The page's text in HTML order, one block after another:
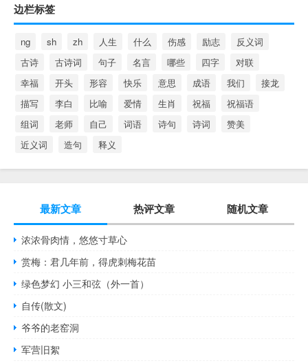
边栏标签
ng sh zh 人生 什么 伤感 励志
反义词
古诗
古诗词 句子 名言 哪些 四字
对联
幸福
开头 形容 快乐 意思 成语 我们
接龙
描写
李白 比喻 爱情 生肖 祝福
祝福语
组词
老师 自己 词语 诗句 诗词
赞美
近义词
造句 释义
最新文章 热评文章 随机文章
浓浓骨肉情，悠悠寸草心
赏梅：君几年前，得虎刺梅花苗
绿色梦幻 小三和弦（外一首）
自传(散文)
爷爷的老窑洞
军营旧絮